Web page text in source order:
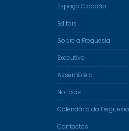
Espaço Cidadão
Editais
Sobre a Freguesia
Executivo
Assembleia
Notícias
Calendário da Freguesia
Contactos